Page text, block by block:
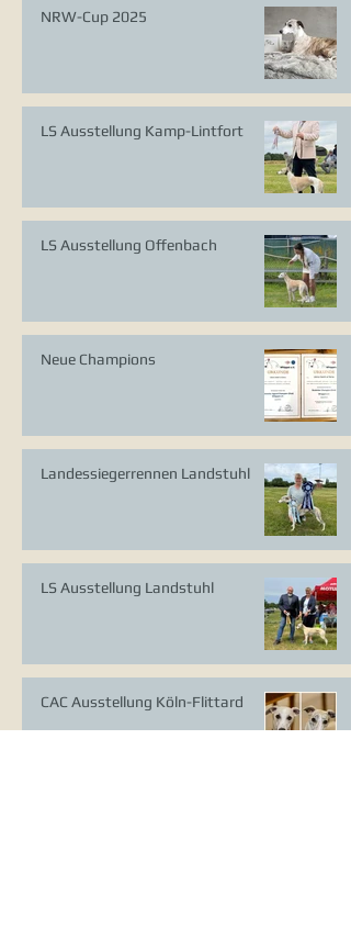
NRW-Cup 2025
LS Ausstellung Kamp-Lintfort
LS Ausstellung Offenbach
Neue Champions
Landessiegerrennen Landstuhl
LS Ausstellung Landstuhl
CAC Ausstellung Köln-Flittard